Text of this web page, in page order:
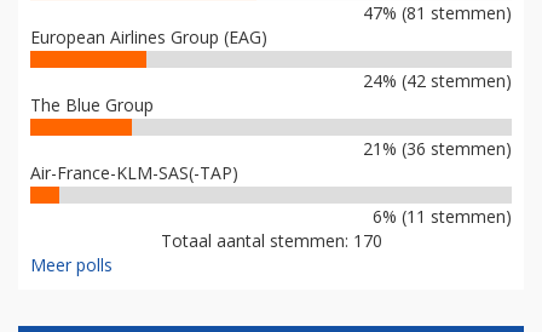
47% (81 stemmen)
European Airlines Group (EAG)
24% (42 stemmen)
The Blue Group
21% (36 stemmen)
Air-France-KLM-SAS(-TAP)
6% (11 stemmen)
Totaal aantal stemmen: 170
Meer polls